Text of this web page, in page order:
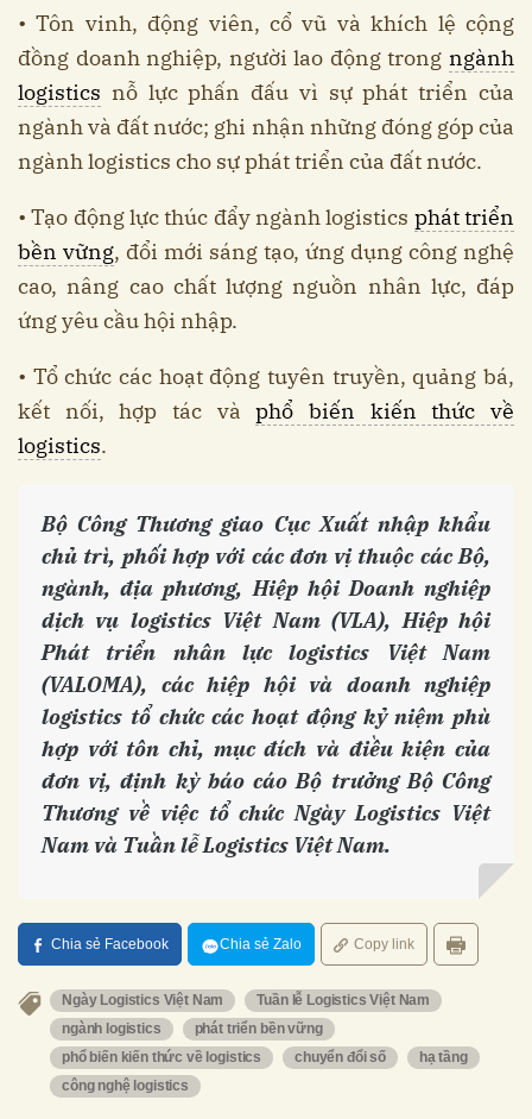
• Tôn vinh, động viên, cổ vũ và khích lệ cộng
đồng doanh nghiệp, người lao động trong ngành
logistics nỗ lực phấn đấu vì sự phát triển của
ngành và đất nước; ghi nhận những đóng góp của
ngành logistics cho sự phát triển của đất nước.
• Tạo động lực thúc đẩy ngành logistics phát triển
bền vững, đổi mới sáng tạo, ứng dụng công nghệ
cao, nâng cao chất lượng nguồn nhân lực, đáp
ứng yêu cầu hội nhập.
• Tổ chức các hoạt động tuyên truyền, quảng bá,
kết nối, hợp tác vàphổ biến kiến thức về
logistics.
Bộ Công Thương giao Cục Xuất nhập khẩu
chủ trì, phối hợp với các đơn vị thuộc các Bộ,
ngành, địa phương, Hiệp hội Doanh nghiệp
dịch vụ logistics Việt Nam (VLA), Hiệp hội
Phát triển nhân lực logistics Việt Nam
(VALOMA), các hiệp hội và doanh nghiệp
logistics tổ chức các hoạt động kỷ niệm phù
hợp với tôn chỉ, mục đích và điều kiện của
đơn vị, định kỳ báo cáo Bộ trưởng Bộ Công
Thương về việc tổ chức Ngày Logistics Việt
Nam và Tuần lễ Logistics Việt Nam.
Chia sẻ Facebook Chia sẻ Zalo Copy link
Ngày Logistics Việt Nam
Tuần lễ Logistics Việt Nam
ngành logistics
phát triển bền vững
phổ biến kiến thức về logistics
chuyển đổi số
hạ tầng
công nghệ logistics